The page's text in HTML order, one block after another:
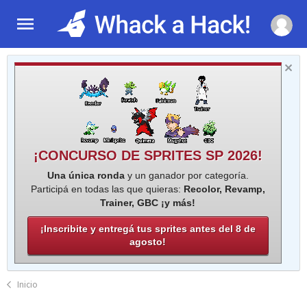
¡CONCURSO DE SPRITES SP 2026!
Una única ronday un ganador por categoría.
Participá en todas las que quieras: Recolor, Revamp,
Trainer, GBC ¡y más!
¡Inscribite y entregá tus sprites antes del 8 de
agosto!
Inicio